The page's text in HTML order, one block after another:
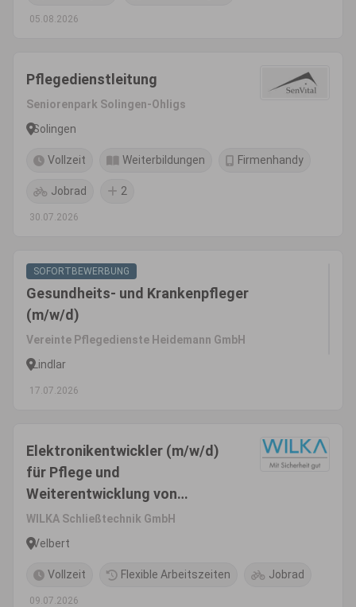
05.08.2026
Pflegedienstleitung
Seniorenpark Solingen-Ohligs
Solingen
Vollzeit Weiterbildungen Firmenhandy
Jobrad 2
30.07.2026
SOFORTBEWERBUNG
Gesundheits- und Krankenpfleger
(m/w/d)
Vereinte Pflegedienste Heidemann GmbH
Lindlar
17.07.2026
Elektronikentwickler (m/w/d)
für Pflege und
Weiterentwicklung von
Schließsystemen
WILKA Schließtechnik GmbH
Velbert
Vollzeit Flexible Arbeitszeiten Jobrad
09.07.2026